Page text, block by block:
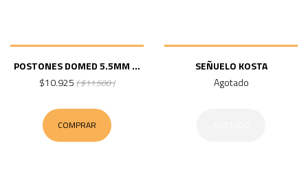
POSTONES DOMED 5.5MM ...
$10.925 ( $11.500 )
COMPRAR
SEÑUELO KOSTA
Agotado